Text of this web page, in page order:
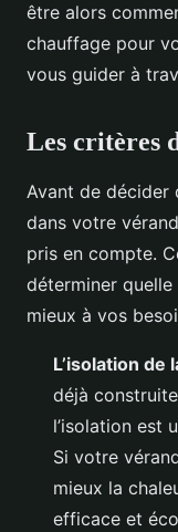
être alors
chauffage pour
vous guider à
Les critères
Avant de décider
dans votre
pris en compte.
déterminer
mieux à vos
L’isolation de
déjà
l’isolation est
Si votre
mieux la
efficace et